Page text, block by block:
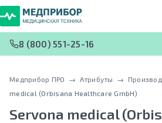
8 (800) 551-25-16
Медприбор ПРО → Атрибуты →
medical (Orbisana Healthcare GmbH)
Servona medical